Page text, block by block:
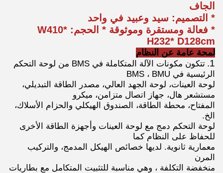
الجاف
* التصميم: سيد وعبيد في واحد
* فعالة ومستقرة وموثوقة * الحجم: W410*
H232* D128cm
لمحة عامة عن النظام
1.
تتكون مكونات الآلة المتكاملة في BMS من لوحة التحكم
الرئيسية في BMS ، BMU
لوحة العينات، لوحة الجهد العالي، مصدر الطاقة التبديلي،
مستشعر هال، جهاز اتصال متزامن، ميكرو
المفتاح، محطة الطاقة، الصندوق الهيكلي والحزام الأسلاك،
الخ.
لوحة التحكم دمج مع لوحة العينات وأجهزة الطاقة الأخرى
للحفاظ على النظام كما
معمارية ثانوية. لديها خصائص الهيكل المدمج، والتركيب
المرن
منخفضة التكلفة ، وهي مناسبة للتثبيت المتكامل مع بطاريات